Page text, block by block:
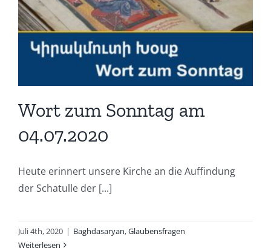
Wort zum Sonntag am
04.07.2020
Heute erinnert unsere Kirche an die Auffindung
der Schatulle der [...]
Juli 4th, 2020 | Baghdasaryan,Glaubensfragen
Weiterlesen